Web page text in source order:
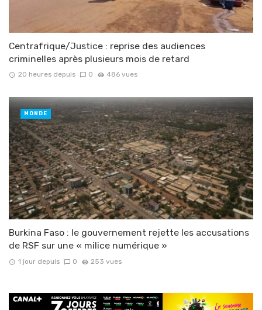
Centrafrique/Justice : reprise des audiences
criminelles après plusieurs mois de retard
20 heures depuis 0 486 vues
Burkina Faso : le gouvernement rejette les accusations
de RSF sur une « milice numérique »
1 jour depuis 0 253 vues
MONDE